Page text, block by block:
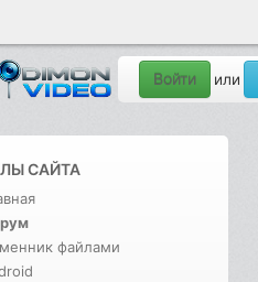
Войти или
САЙТА
файлами